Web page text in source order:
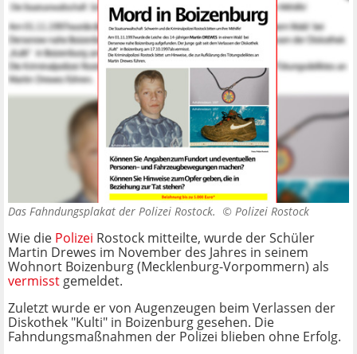
Das Fahndungsplakat der Polizei Rostock. © Polizei Rostock
Wie die Polizei Rostock mitteilte, wurde der Schüler
Martin Drewes im November des Jahres in seinem
Wohnort Boizenburg (Mecklenburg-Vorpommern) als
vermisst gemeldet.
Zuletzt wurde er von Augenzeugen beim Verlassen der
Diskothek "Kulti" in Boizenburg gesehen. Die
Fahndungsmaßnahmen der Polizei blieben ohne Erfolg.